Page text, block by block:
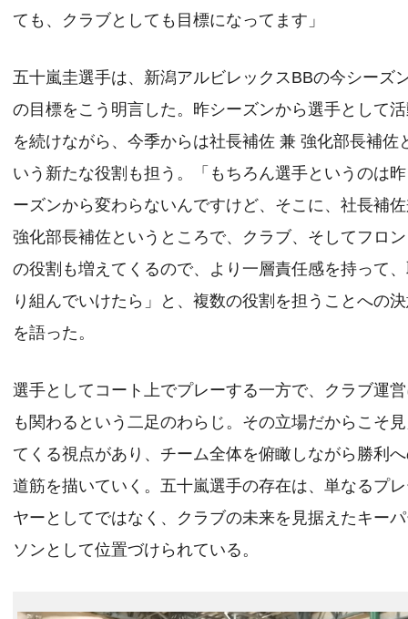
ても、クラブとしても目標になってます」
五十嵐圭選手は、新潟アルビレックスBBの今シーズ
の目標をこう明言した。昨シーズンから選手として
を続けながら、今季からは社長補佐 兼 強化部長補佐
いう新たな役割も担う。「もちろん選手というのは
ーズンから変わらないんですけど、そこに、社長補
強化部長補佐というところで、クラブ、そしてフロ
の役割も増えてくるので、より一層責任感を持って
り組んでいけたら」と、複数の役割を担うことへの
を語った。
選手としてコート上でプレーする一方で、クラブ運
も関わるという二足のわらじ。その立場だからこそ
てくる視点があり、チーム全体を俯瞰しながら勝利
道筋を描いていく。五十嵐選手の存在は、単なるプ
ヤーとしてではなく、クラブの未来を見据えたキー
ソンとして位置づけられている。